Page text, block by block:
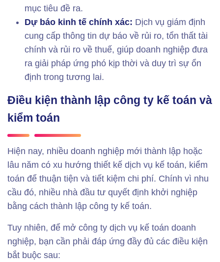
mục tiêu đề ra.
Dự báo kinh tế chính xác: Dịch vụ giám định
cung cấp thông tin dự báo về rủi ro, tổn thất tài
chính và rủi ro về thuế, giúp doanh nghiệp đưa
ra giải pháp ứng phó kịp thời và duy trì sự ổn
định trong tương lai.
Điều kiện thành lập công ty kế toán và
kiểm toán
Hiện nay, nhiều doanh nghiệp mới thành lập hoặc
lâu năm có xu hướng thiết kế dịch vụ kế toán, kiểm
toán để thuận tiện và tiết kiệm chi phí. Chính vì nhu
cầu đó, nhiều nhà đầu tư quyết định khởi nghiệp
bằng cách thành lập công ty kế toán.
Tuy nhiên, để mở công ty dịch vụ kế toán doanh
nghiệp, bạn cần phải đáp ứng đầy đủ các điều kiện
bắt buộc sau: